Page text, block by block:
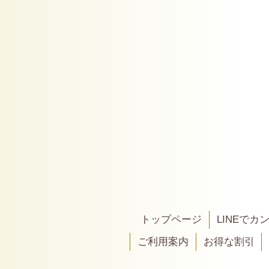
トップページ
LINEでカ
ご利用案内
お得な割引